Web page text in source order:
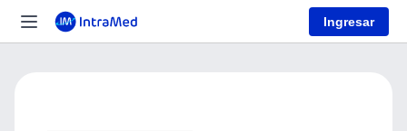
Ingresar